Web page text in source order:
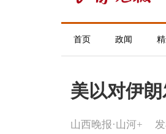
首页 政闻
美以对伊
山西晚报·山河+